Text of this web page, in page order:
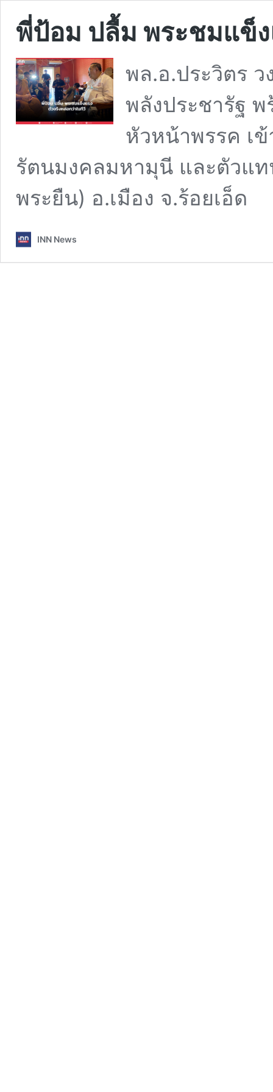
พี่ป้อม ปลื้ม พระชมแข็
พล.อ.ประวิตร
พลังประชารัฐ
หัวหน้าพรรค เ
รัตนมงคลมหามุนี และตัวแท
พระยืน) อ.เมือง จ.ร้อยเอ็ด
INN News